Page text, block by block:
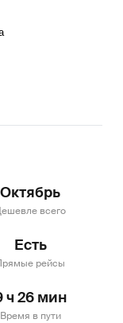
Октябрь
всего
Есть
рейсы
ч 26 мин
Время в пути